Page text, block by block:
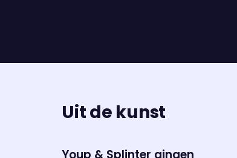
Uit de kunst
Youp & Splinter gingen